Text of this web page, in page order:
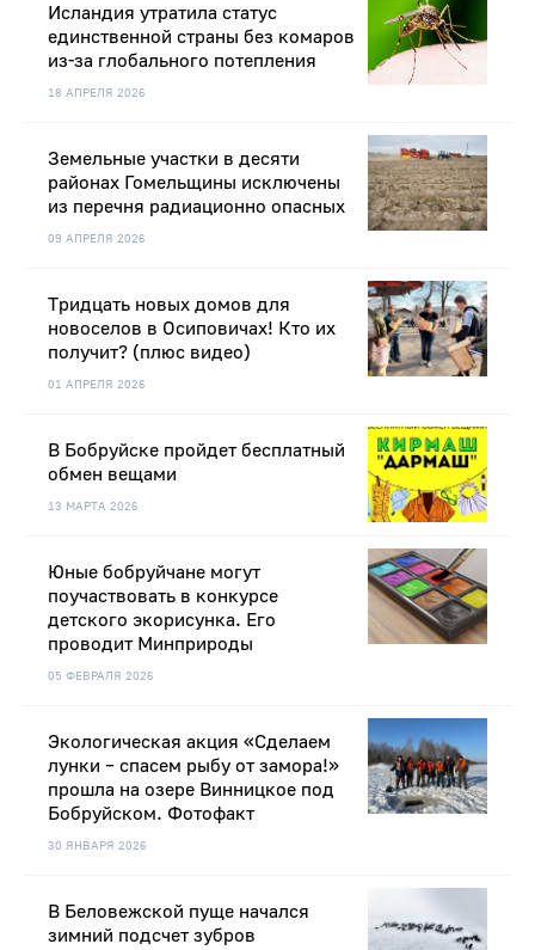
18 АПРЕЛЯ 2026
Исландия утратила статус
единственной страны без комаров
из-за глобального потепления
09 АПРЕЛЯ 2026
Земельные участки в десяти
районах Гомельщины исключены
из перечня радиационно опасных
01 АПРЕЛЯ 2026
Тридцать новых домов для
новоселов в Осиповичах! Кто их
получит? (плюс видео)
13 МАРТА 2026
В Бобруйске пройдет бесплатный
обмен вещами
05 ФЕВРАЛЯ 2026
Юные бобруйчане могут
поучаствовать в конкурсе
детского экорисунка. Его
проводит Минприроды
30 ЯНВАРЯ 2026
Экологическая акция «Сделаем
лунки – спасем рыбу от замора!»
прошла на озере Винницкое под
Бобруйском. Фотофакт
В Беловежской пуще начался
зимний подсчет зубров